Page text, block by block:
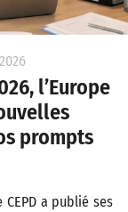
l’Europe
prompts
CEPD a publié ses